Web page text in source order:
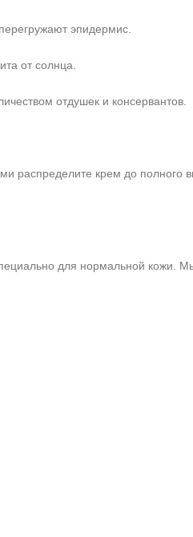
эпидермис.
от солнца.
отдушек и консервантов.
распределите крем до полного
для нормальной кожи.